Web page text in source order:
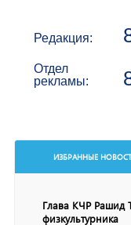
Редакция:
Отдел
рекламы:
ИЗБРАННЫЕ
Глава КЧР Рашид
физкультурника